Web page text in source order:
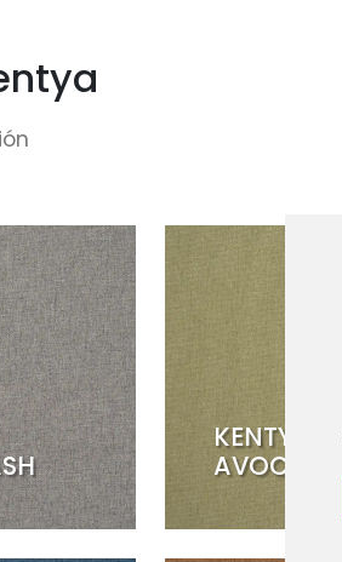
KENTYA
AVOCAT